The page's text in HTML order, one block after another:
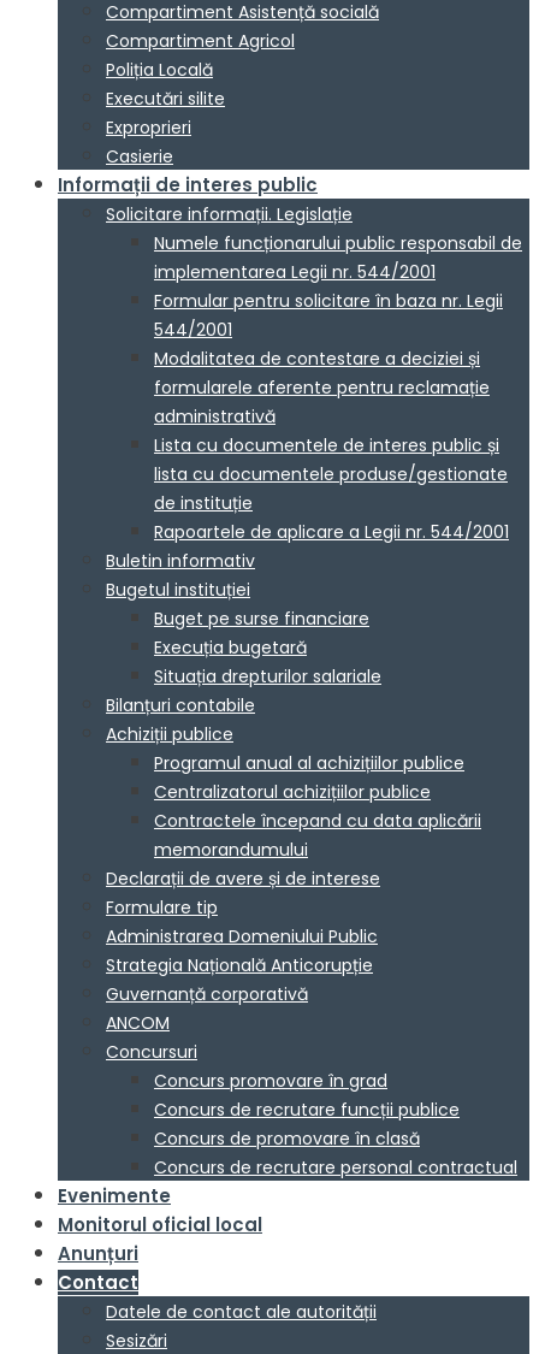
Compartiment Asistență socială
Compartiment Agricol
Poliția Locală
Executări silite
Exproprieri
Casierie
Informații de interes public
Solicitare informații. Legislație
Numele funcționarului public responsabil de
implementarea Legii nr. 544/2001
Formular pentru solicitare în baza nr. Legii
544/2001
Modalitatea de contestare a deciziei și
formularele aferente pentru reclamație
administrativă
Lista cu documentele de interes public și
lista cu documentele produse/gestionate
de instituție
Rapoartele de aplicare a Legii nr. 544/2001
Buletin informativ
Bugetul instituției
Buget pe surse financiare
Execuția bugetară
Situația drepturilor salariale
Bilanțuri contabile
Achiziții publice
Programul anual al achizițiilor publice
Centralizatorul achizițiilor publice
Contractele începand cu data aplicării
memorandumului
Declarații de avere și de interese
Formulare tip
Administrarea Domeniului Public
Strategia Națională Anticorupție
Guvernanță corporativă
ANCOM
Concursuri
Concurs promovare în grad
Concurs de recrutare funcții publice
Concurs de promovare în clasă
Concurs de recrutare personal contractual
Evenimente
Monitorul oficial local
Anunțuri
Contact
Datele de contact ale autorității
Sesizări